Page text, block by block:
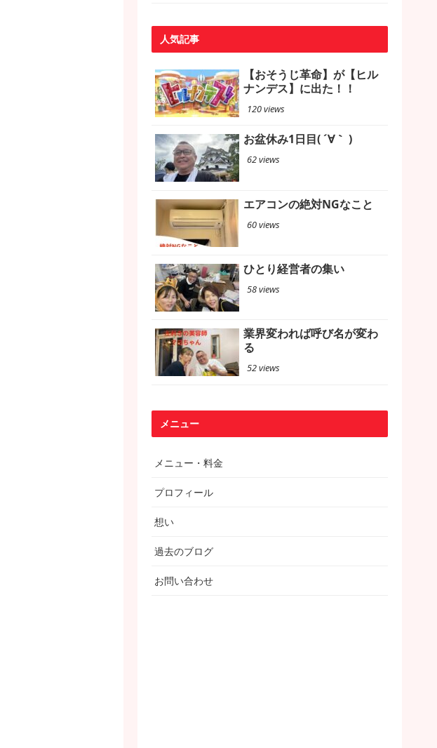
人気記事
【おそうじ革命】が【ヒル
ナンデス】に出た！！
120 views
お盆休み1日目( ´∀｀ )
62 views
エアコンの絶対NGなこと
60 views
ひとり経営者の集い
58 views
業界変われば呼び名が変わ
る
52 views
メニュー
メニュー・料金
プロフィール
想い
過去のブログ
お問い合わせ